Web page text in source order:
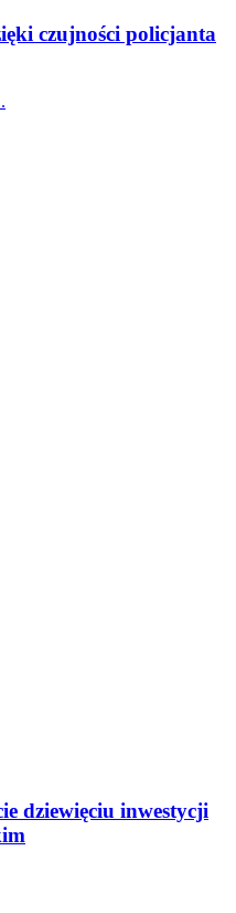
czujności policjanta
dziewięciu inwestycji